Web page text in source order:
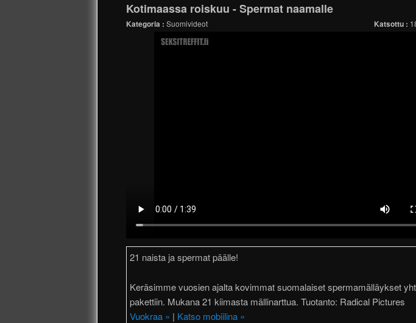
Kotimaassa roiskuu - Spermat naamalle
Kategoria :Suomivideot Katsottu :
21 naista ja spermat päälle!
Keräsimme vuosien ajalta kovimmat suomalaiset spermamälläykset
pakettiin. Mukana 21 kiimasta mällinarttua. Tuotanto: Radical Pictures
Vuokraa » | Katso mobiilina »